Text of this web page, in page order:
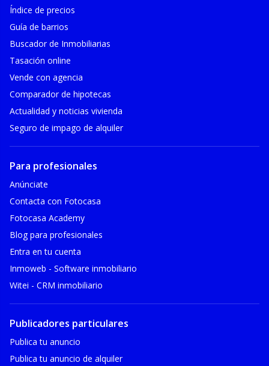
Índice de precios
Guía de barrios
Buscador de Inmobiliarias
Tasación online
Vende con agencia
Comparador de hipotecas
Actualidad y noticias vivienda
Seguro de impago de alquiler
Para profesionales
Anúnciate
Contacta con Fotocasa
Fotocasa Academy
Blog para profesionales
Entra en tu cuenta
Inmoweb - Software inmobiliario
Witei - CRM inmobiliario
Publicadores particulares
Publica tu anuncio
Publica tu anuncio de alquiler